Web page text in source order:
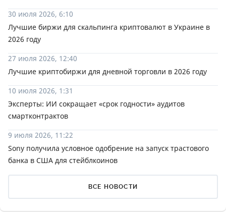
30 июля 2026, 6:10
Лучшие биржи для скальпинга криптовалют в Украине в
2026 году
27 июля 2026, 12:40
Лучшие криптобиржи для дневной торговли в 2026 году
10 июля 2026, 1:31
Эксперты: ИИ сокращает «срок годности» аудитов
смартконтрактов
9 июля 2026, 11:22
Sony получила условное одобрение на запуск трастового
банка в США для стейблкоинов
ВСЕ НОВОСТИ